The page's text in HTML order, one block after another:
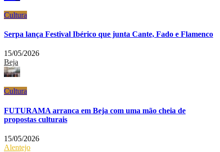
Cultura
Serpa lança Festival Ibérico que junta Cante, Fado e Flamenco
15/05/2026
Beja
Cultura
FUTURAMA arranca em Beja com uma mão cheia de
propostas culturais
15/05/2026
Alentejo